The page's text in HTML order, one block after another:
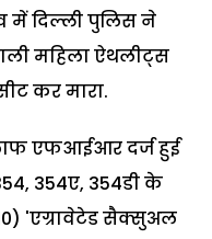
में दिल्ली पुलिस ने
महिला ऐथलीट्स
कर मारा.
एफआईआर दर्ज हुई
354ए, 354डी के
'एग्रावेटेड सैक्सुअल